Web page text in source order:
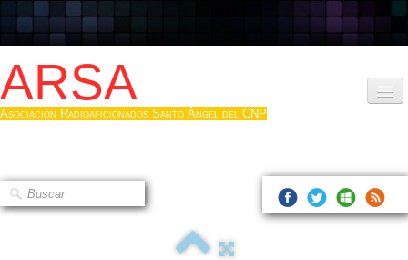
ARSA
Asociación Radioaficionados Santo Ángel del CNP
Que es la ARSA